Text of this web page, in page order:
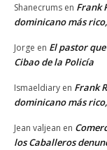
Shanecrums en Frank
dominicano más
Jorge en El pastor
Cibao de la Policía
Ismaeldiary en Frank
dominicano más
Jean valjean en
los Caballeros